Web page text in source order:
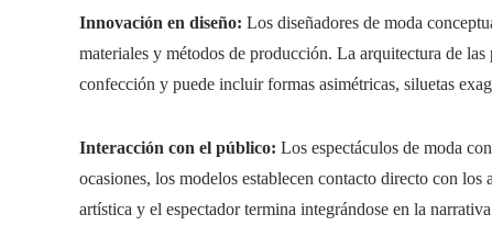
Innovación en diseño: Los diseñadores de moda
materiales y métodos de producción. La arquitectura de
confección y puede incluir formas asimétricas, siluetas
Interacción con el público: Los espectáculos de moda
ocasiones, los modelos establecen contacto directo con los
artística y el espectador termina integrándose en la